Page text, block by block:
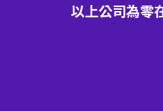
以上公司為零